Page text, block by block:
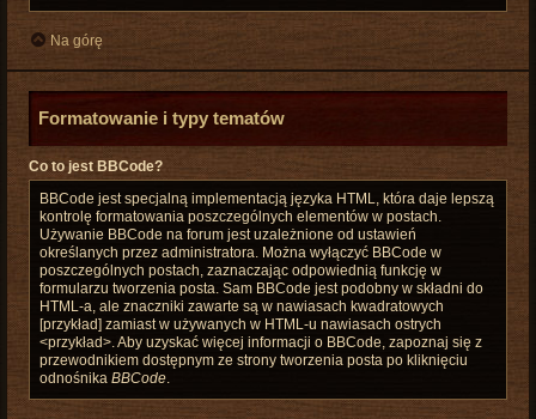
Na górę
Formatowanie i typy tematów
Co to jest BBCode?
BBCode jest specjalną implementacją języka HTML, która daje lepszą
kontrolę formatowania poszczególnych elementów w postach.
Używanie BBCode na forum jest uzależnione od ustawień
określanych przez administratora. Można wyłączyć BBCode w
poszczególnych postach, zaznaczając odpowiednią funkcję w
formularzu tworzenia posta. Sam BBCode jest podobny w składni do
HTML-a, ale znaczniki zawarte są w nawiasach kwadratowych
[przykład] zamiast w używanych w HTML-u nawiasach ostrych
<przykład>. Aby uzyskać więcej informacji o BBCode, zapoznaj się z
przewodnikiem dostępnym ze strony tworzenia posta po kliknięciu
odnośnikaBBCode.